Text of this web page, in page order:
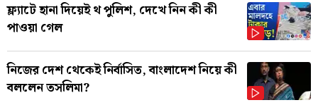
ফ্ল্যাটে হানা দিয়েই থ পুলিশ, দেখে নিন কী কী
পাওয়া গেল
নিজের দেশ থেকেই নির্বাসিত, বাংলাদেশ নিয়ে কী
বললেন তসলিমা?